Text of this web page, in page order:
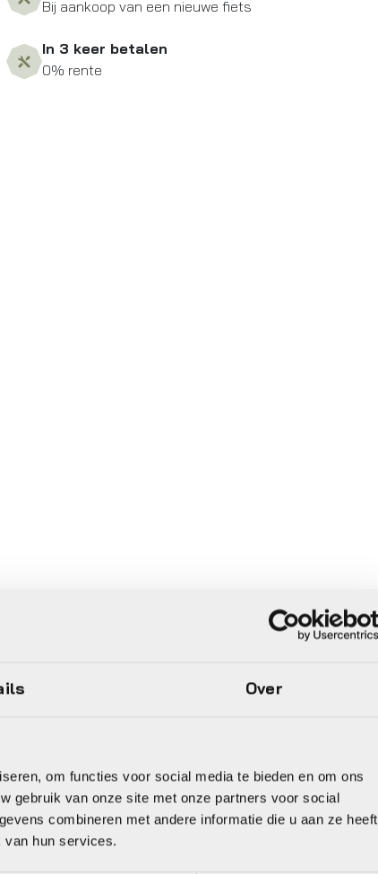
Over
om functies voor social media te bieden en om ons
gebruik van onze site met onze partners voor social
combineren met andere informatie die u aan ze heeft
van hun services.
Bij aankoop van een nieuwe fiets
In 3 keer betalen
0% rente
Hoofdkleur